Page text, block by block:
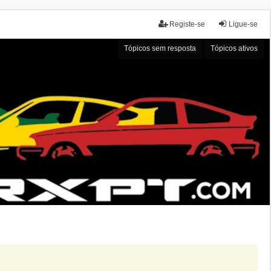
Ligue-se
Registe-se
Tópicos sem resposta Tópicos ativos